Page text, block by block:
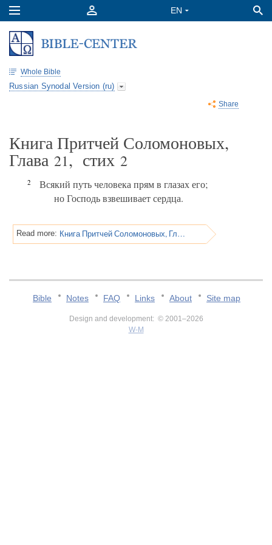
Whole Bible
Russian Synodal Version (ru)
Share
Книга Притчей Соломоновых,
Глава 21, стих 2
2
Всякий путь человека прям в глазах его;
но Господь взвешивает сердца.
Read more: Книга Притчей Соломоновых, Глава 21
Bible Notes FAQ Links About Site map
Design and development: © 2001–2026
W-M